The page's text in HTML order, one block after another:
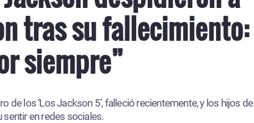
tras su fallecimiento:
siempre”
de los ‘Los Jackson 5’, falleció recientemente, y los hijos de
en redes sociales.
OXÍGENO EN TU CIUDAD
Arequipa
93.5 FM